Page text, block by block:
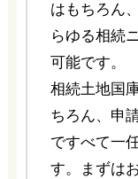
はもちろん
らゆる相続
可能です。
相続土地国
ちろん、申
ですべて一
す。まずは